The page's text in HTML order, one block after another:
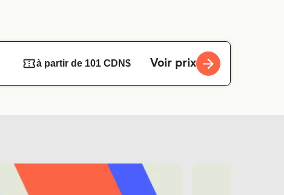
à partir de 101 CDN$ Voir prix